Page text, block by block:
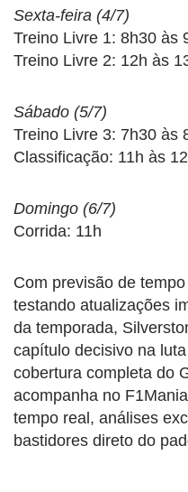
Sexta-feira (4/7)
Treino Livre 1: 8h30 às
Treino Livre 2: 12h às
Sábado (5/7)
Treino Livre 3: 7h30 às
Classificação: 11h às
Domingo (6/7)
Corrida: 11h
Com previsão de
testando atualizações
da temporada,
capítulo decisivo na
cobertura completa do
acompanha no
tempo real, análises
bastidores direto do